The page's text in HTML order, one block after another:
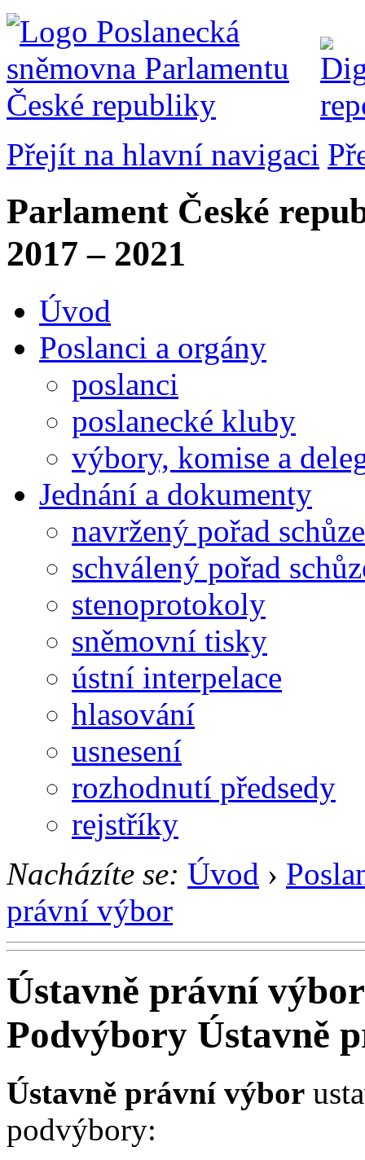
Přejít na hlavní navigaci
Parlament České
2017 – 2021
Úvod
Poslanci a orgány
poslanci
poslanecké kluby
výbory, komise a
Jednání a dokumenty
navržený pořad schůze
schválený pořad
stenoprotokoly
sněmovní tisky
ústní interpelace
hlasování
usnesení
rozhodnutí předsedy
rejstříky
Nacházíte se: Úvod ›
právní výbor
Ústavně právní výbor
Podvýbory Ústavně
Ústavně právní výbor
podvýbory: